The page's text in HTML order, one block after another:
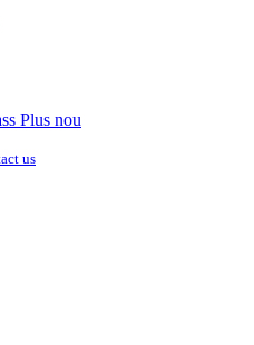
Plus nou
us